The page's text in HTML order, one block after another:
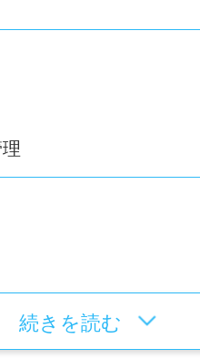
事現場の交通誘導を
いるため、もしかし
ません！
ての希望があれば、お
、シフトを調整いたし
の日の日給は必ず保証
理
続きを読む